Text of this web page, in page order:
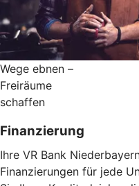
Wege ebnen –
Freiräume
schaffen
Finanzierung
Ihre VR Bank
Finanzierungen für jede